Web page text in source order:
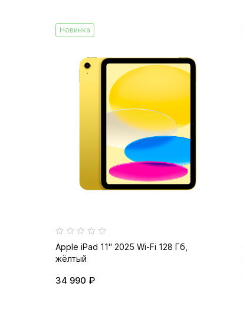
Новинка
Apple iPad 11" 2025 Wi-Fi 128 Гб,
жёлтый
34 990 ₽